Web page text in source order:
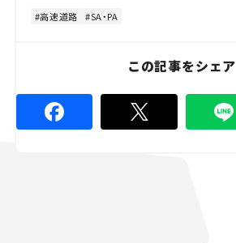
%
高速道路 SA・PA
この記事をシェア